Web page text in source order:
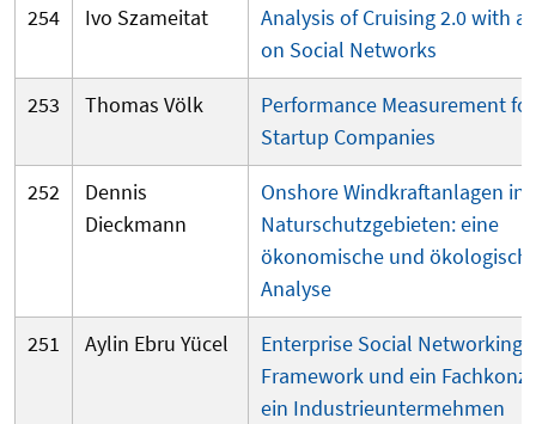
254
Ivo Szameitat
Analysis of Cruising 2.0 with a
on Social Networks
253
Thomas Völk
Performance Measurement for
Startup Companies
252
Dennis
Dieckmann
Onshore Windkraftanlagen in
Naturschutzgebieten: eine
ökonomische und
Analyse
251
Aylin Ebru Yücel
Enterprise Social Networking:
Framework und ein
ein Industrieuntermehmen